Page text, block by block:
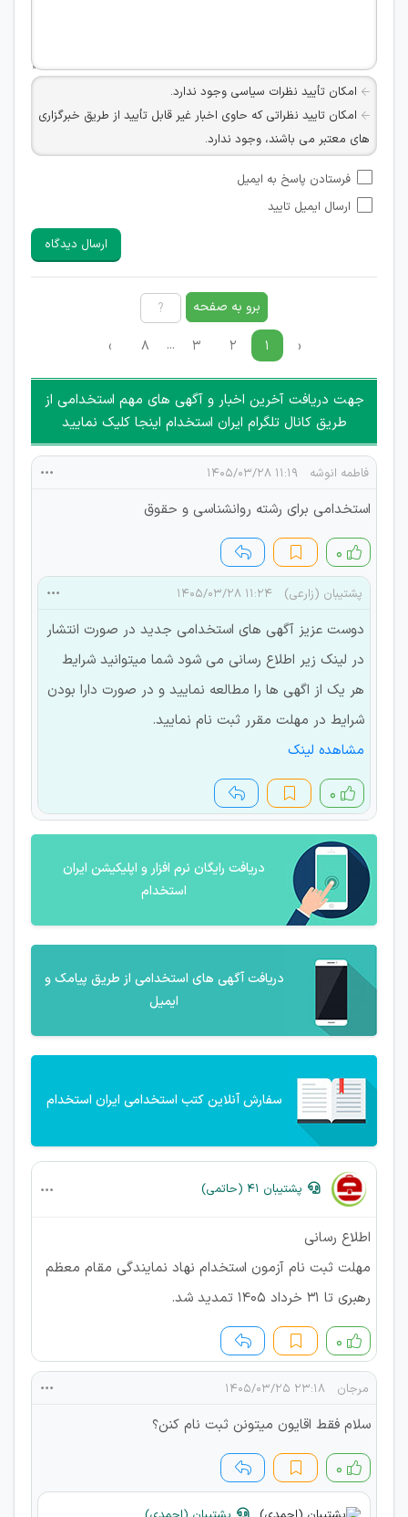
امکان تأیید نظرات سیاسی وجود ندارد.
امکان تایید نظراتی که حاوی اخبار غیر قابل تأیید از طریق خبرگزاری
های معتبر می باشند، وجود ندارد.
شبکه های مجازی ارتباطی می باشند وجود ندارد.
امکان تأیید نظرات کاربرانی که به هر طریقی قصد مأیوس کردن
هرگونه تحریک، تحقیر و کنایه به سایر افراد (مسئول و غیر مسئول)
غیر مجاز می باشد.
امکان هماهنگی برای هرگونه ملاقات حضوری چه به صورت دسته
جمعی و چه فردی توسط کاربران سایت وجود ندارد.
فرستادن پاسخ به ایمیل
ارسال ایمیل تایید
ارسال دیدگاه
برو به صفحه
‹ ۱ ۲ ۳ ... ۸ ›
جهت دریافت آخرین اخبار و آگهی های مهم استخدامی از
طریق کانال تلگرام ایران استخدام اینجا کلیک نمایید
فاطمه انوشه ۱۱:۱۹ ۱۴۰۵/۰۳/۲۸
استخدامی برای رشته روانشناسی و حقوق
۰
پشتیبان (زارعی) ۱۱:۲۴ ۱۴۰۵/۰۳/۲۸
دوست عزیز آگهی های استخدامی جدید در صورت انتشار
در لینک زیر اطلاع رسانی می شود شما میتوانید شرایط
هر یک از اگهی ها را مطالعه نمایید و در صورت دارا بودن
شرایط در مهلت مقرر ثبت نام نمایید.
مشاهده لینک
۰
دریافت رایگان نرم افزار و اپلیکیشن ایران
استخدام
دریافت آگهی های استخدامی از طریق پیامک و
ایمیل
سفارش آنلاین کتب استخدامی ایران استخدام
پشتیبان 41 (حاتمی)
اطلاع رسانی
مهلت ثبت نام آزمون استخدام نهاد نمایندگی مقام معظم
رهبری تا 31 خرداد 1405 تمدید شد.
۰
مرجان ۲۳:۱۸ ۱۴۰۵/۰۳/۲۵
سلام فقط اقایون میتونن ثبت نام کنن؟
۰